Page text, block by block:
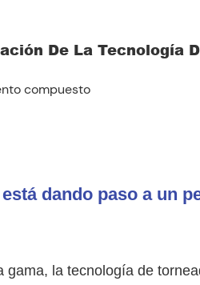
De La Tecnología
compuesto
dando paso a un
la tecnología de